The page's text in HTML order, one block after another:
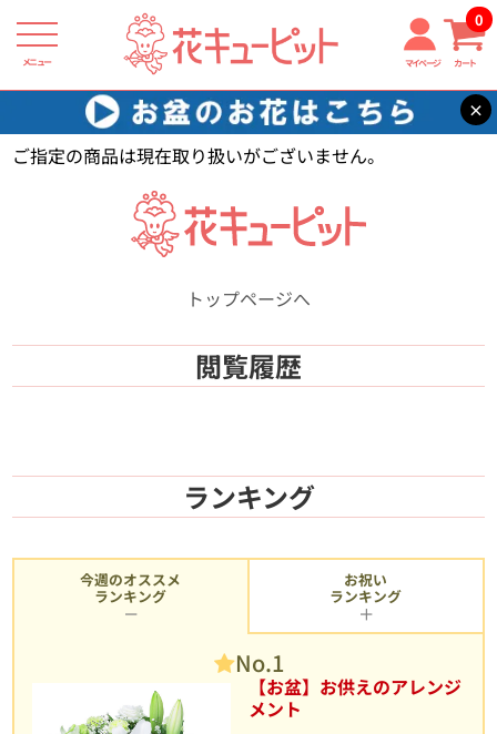
メニュー マイページ カート
0
×
花キューピット 【】
ご指定の商品は現在取り扱いがございません。
トップページへ
閲覧履歴
ランキング
今週のオススメ
ランキング
No.1
【お盆】お供えのアレンジ
メント
お祝い
ランキング